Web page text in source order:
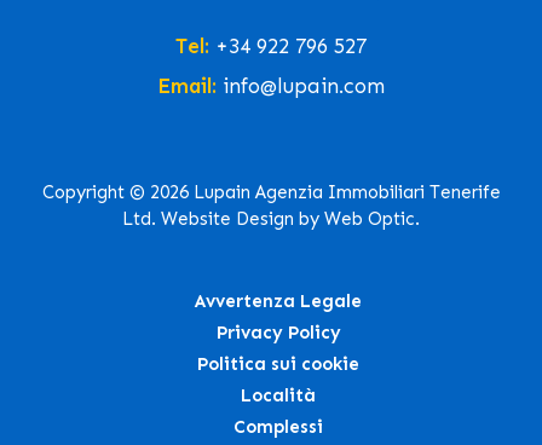
Tel: +34 922 796 527
Email: info@lupain.com
Copyright © 2026 Lupain Agenzia Immobiliari Tenerife
Ltd. Website Design by Web Optic.
Avvertenza Legale
Privacy Policy
Politica sui cookie
Località
Complessi